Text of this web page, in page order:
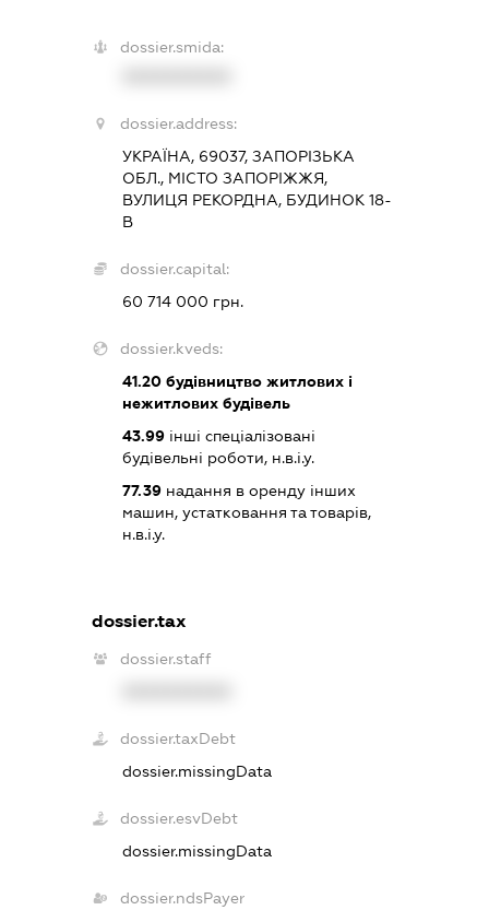
dossier.smida:
dossier.address:
УКРАЇНА, 69037, ЗАПОРІЗЬКА
ОБЛ., МІСТО ЗАПОРІЖЖЯ,
ВУЛИЦЯ РЕКОРДНА, БУДИНОК 18-
В
dossier.capital:
60 714 000 грн.
dossier.kveds:
41.20 будівництво житлових і
нежитлових будівель
43.99 інші спеціалізовані
будівельні роботи, н.в.і.у.
77.39 надання в оренду інших
машин, устатковання та товарів,
н.в.і.у.
dossier.tax
dossier.staff
dossier.taxDebt
dossier.missingData
dossier.esvDebt
dossier.missingData
dossier.ndsPayer